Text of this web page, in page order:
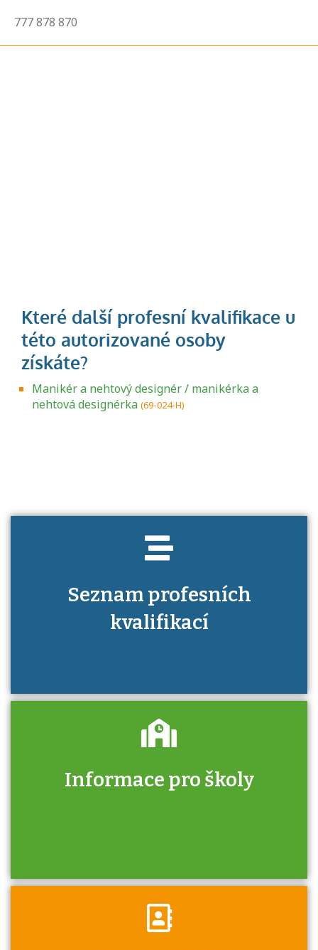
777 878 870
Manikér a nehtový designér / manikérka a
nehtová designérka (69-024-H)
Seznam profesních
kvalifikací
Projděte si seznam profesních kvalifikací.
Informace pro školy
Zjistěte, jak se přihlásit ke zkoušce a kde